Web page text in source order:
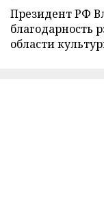
Президент РФ
благодарность
области